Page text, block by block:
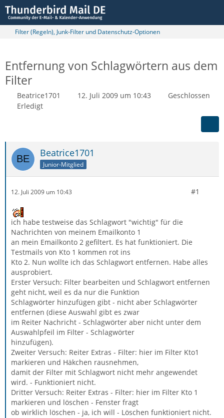
Filter (Regeln), Junk-Filter und Datenschutz-Optionen
Entfernung von Schlagwörtern aus dem
Filter
Beatrice1701 12. Juli 2009 um 10:43
Geschlossen
Erledigt
Beatrice1701
Junior-Mitglied
12. Juli 2009 um 10:43 #1
ich habe testweise das Schlagwort "wichtig" für die
Nachrichten von meinem Emailkonto 1
an mein Emailkonto 2 gefiltert. Es hat funktioniert. Die
Testmails von Kto 1 kommen rot ins
Kto 2. Nun wollte ich das Schlagwort entfernen. Habe alles
ausprobiert.
Erster Versuch: Filter bearbeiten und Schlagwort entfernen
geht nicht, weil es da nur die Funktion
Schlagwörter hinzufügen gibt - nicht aber Schlagwörter
entfernen (diese Auswahl gibt es zwar
im Reiter Nachricht - Schlagwörter aber nicht unter dem
Auswahlpfeil im Filter - Schlagwörter
hinzufügen).
Zweiter Versuch: Reiter Extras - Filter: hier im Filter Kto1
markieren und Häkchen rausnehmen,
damit der Filter mit Schlagwort nicht mehr angewendet
wird. - Funktioniert nicht.
Dritter Versuch: Reiter Extras - Filter: hier im Filter Kto 1
markieren und löschen - Fenster fragt
ob wirklich löschen - ja, ich will - Löschen funktioniert nicht.